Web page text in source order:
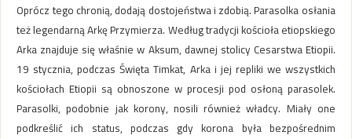
Oprócz tego chronią, dodają dostojeństwa i zdobią. Parasolka osłania
też legendarną Arkę Przymierza. Według tradycji kościoła etiopskiego
Arka znajduje się właśnie w Aksum, dawnej stolicy Cesarstwa Etiopii.
19 stycznia, podczas Święta Timkat, Arka i jej repliki we wszystkich
kościołach Etiopii są obnoszone w procesji pod osłoną parasolek.
Parasolki, podobnie jak korony, nosili również władcy. Miały one
podkreślić ich status, podczas gdy korona była bezpośrednim